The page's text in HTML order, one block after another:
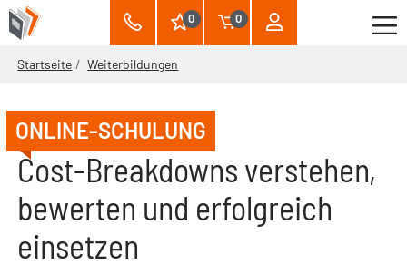
0 0
Startseite Weiterbildungen
ONLINE-SCHULUNG
Cost-Breakdowns verstehen,
bewerten und erfolgreich
einsetzen